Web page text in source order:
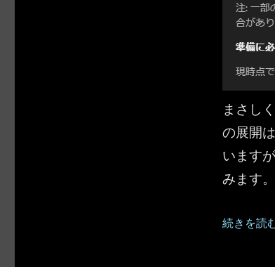
まさし
の展開
います
みます。
続きを読